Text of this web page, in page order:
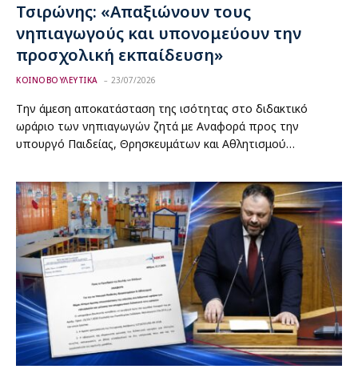
Τσιρώνης: «Απαξιώνουν τους
νηπιαγωγούς και υπονομεύουν την
προσχολική εκπαίδευση»
ΚΟΙΝΟΒΟΥΛΕΥΤΙΚΑ 23/07/2026
Την άμεση αποκατάσταση της ισότητας στο διδακτικό
ωράριο των νηπιαγωγών ζητά με Αναφορά προς την
υπουργό Παιδείας, Θρησκευμάτων και Αθλητισμού…